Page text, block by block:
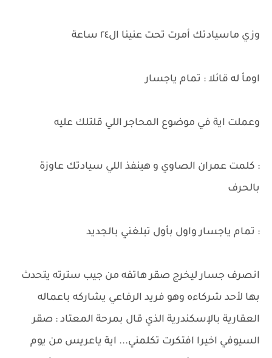
وزي ماسيادتك أمرت تحت عنينا ال٢٤ ساعة
اومأ له قائلا : تمام ياجسار
وعملت اية في موضوع المحاجر اللي قلتلك عليه
: كلمت عمران الصاوي و هينفذ اللي سيادتك عاوزة
بالحرف
: تمام ياجسار واول بأول تبلغني بالجديد
انصرف جسار ليخرج صقر هاتفه من جيب سترته يتحدث
بها لأحد شركاءه وهو فريد الرفاعي يشاركه باعماله
العقارية بالإسكندرية الذي قال بمرحة المعتاد : صقر
السيوفي اخيرا افتكرت تكلمني... اية ياعريس من يوم